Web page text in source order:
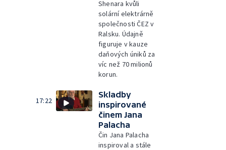
Shenara kvůli
solární elektrárně
společnosti ČEZ v
Ralsku. Údajně
figuruje v kauze
daňových úniků za
víc než 70 milionů
korun.
17:22
Skladby
inspirované
činem Jana
Palacha
Čin Jana Palacha
inspiroval a stále